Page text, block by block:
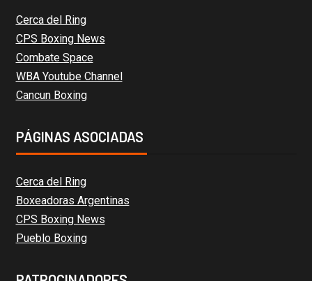
Cerca del Ring
CPS Boxing News
Combate Space
WBA Youtube Channel
Cancun Boxing
PÁGINAS ASOCIADAS
Cerca del Ring
Boxeadoras Argentinas
CPS Boxing News
Pueblo Boxing